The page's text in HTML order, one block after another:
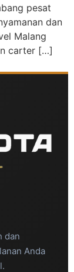
pesat
dan
Malang
carter […]
dan
Anda